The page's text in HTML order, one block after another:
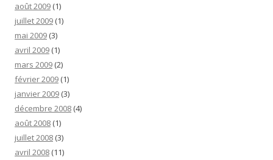
août 2009 (1)
juillet 2009 (1)
mai 2009 (3)
avril 2009 (1)
mars 2009 (2)
février 2009 (1)
janvier 2009 (3)
décembre 2008 (4)
août 2008 (1)
juillet 2008 (3)
avril 2008 (11)